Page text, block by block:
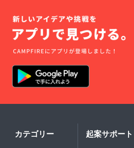
カテゴリー 起案サポート